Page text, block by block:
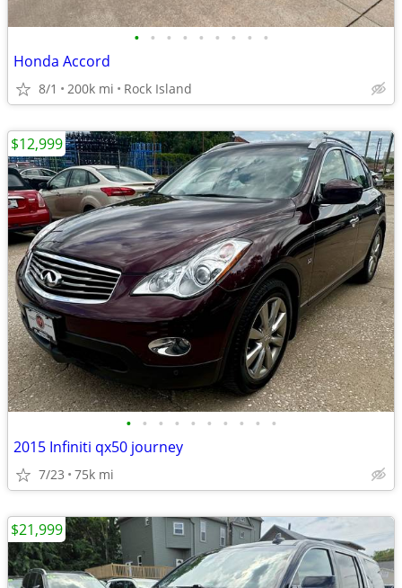
• • • • • • • • •
Honda Accord
8/1 200k mi Rock Island
• • • • • • • • • •
2015 Infiniti qx50 journey
7/23 75k mi
$12,999
$21,999